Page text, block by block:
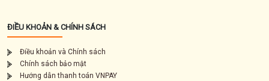
ĐIỀU KHOẢN & CHÍNH SÁCH
Điều khoản và Chính sách
Chính sách bảo mật
Hướng dẫn thanh toán VNPAY